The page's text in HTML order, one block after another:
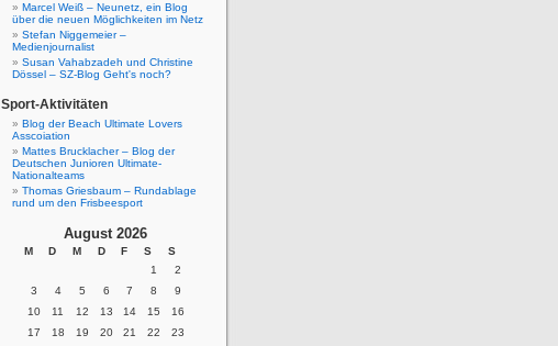
Marcel Weiß – Neunetz, ein Blog
über die neuen Möglichkeiten im Netz
Stefan Niggemeier –
Medienjournalist
Susan Vahabzadeh und Christine
Dössel – SZ-Blog Geht's noch?
Sport-Aktivitäten
Blog der Beach Ultimate Lovers
Asscoiation
Mattes Brucklacher – Blog der
Deutschen Junioren Ultimate-
Nationalteams
Thomas Griesbaum – Rundablage
rund um den Frisbeesport
August 2026
M D M D F S S
1
2
3
4 5 6 7 8
9
10
11 12 13 14 15
16
17
18 19 20 21 22
23